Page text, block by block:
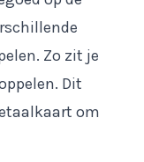
Zo zit je
Dit
om